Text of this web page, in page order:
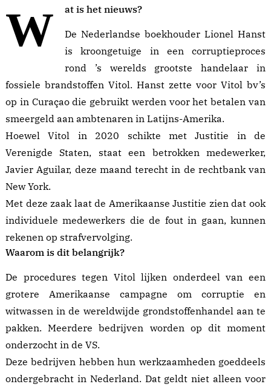
Wat is het nieuws?
De Nederlandse boekhouder Lionel Hanst
is kroongetuige in een corruptieproces
rond ’s werelds grootste handelaar in
fossiele brandstoffen Vitol. Hanst zette voor Vitol bv’s
op in Curaçao die gebruikt werden voor het betalen van
smeergeld aan ambtenaren in Latijns-Amerika.
Hoewel Vitol in 2020 schikte met Justitie in de
Verenigde Staten, staat een betrokken medewerker,
Javier Aguilar, deze maand terecht in de rechtbank van
New York.
Met deze zaak laat de Amerikaanse Justitie zien dat ook
individuele medewerkers die de fout in gaan, kunnen
rekenen op strafvervolging.
Waarom is dit belangrijk?
De procedures tegen Vitol lijken onderdeel van een
grotere Amerikaanse campagne om corruptie en
witwassen in de wereldwijde grondstoffenhandel aan te
pakken. Meerdere bedrijven worden op dit moment
onderzocht in de VS.
Deze bedrijven hebben hun werkzaamheden goeddeels
ondergebracht in Nederland. Dat geldt niet alleen voor